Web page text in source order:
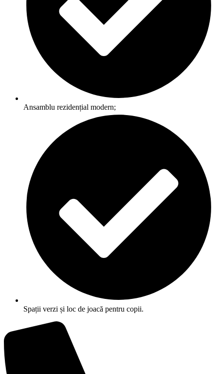
Ansamblu rezidențial modern;
Spații verzi și loc de joacă pentru copii.